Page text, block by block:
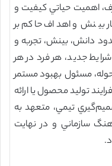
اهميت حياتي كيفيت و
بينش و اهداف حاكم بر
دانش، بينش، تجربه و
جديد، هر فرد در هر
مسئول بهبود مستمر
توليد محصول يا ارائه
تيمي، متعهد به
سازماني و در نهايت